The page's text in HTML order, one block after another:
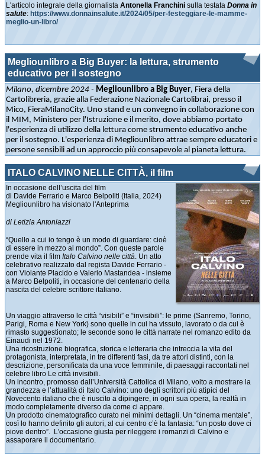
L'articolo integrale della giornalista Antonella Franchini sulla testata Donna in
salute: https://www.donnainsalute.it/2024/05/per-festeggiare-le-mamme-
meglio-un-libro/
Megliounlibro a Big Buyer: la lettura, strumento
educativo per il sostegno
Milano, dicembre 2024 - Megliounlibro a Big Buyer, Fiera della
Cartolibreria, grazie alla Federazione Nazionale Cartolibrai, presso il
Mico, FieraMilanoCity. Uno stand e un convegno in collaborazione con
il MIM, Ministero per l'Istruzione e il merito, dove abbiamo portato
l'esperienza di utilizzo della lettura come strumento educativo anche
per il sostegno. L'esperienza di Megliounlibro attrae sempre educatori e
persone sensibili ad un approccio più consapevole al pianeta lettura.
ITALO CALVINO NELLE CITTÀ, il film
In occasione dell’uscita del film
di Davide Ferrario e Marco Belpoliti (Italia, 2024)
Megliounlibro ha visionato l'Anteprima
di Letizia Antoniazzi
“Quello a cui io tengo è un modo di guardare: cioè
di essere in mezzo al mondo”. Con queste parole
prende vita il film Italo Calvino nelle città . Un atto
celebrativo realizzato dal regista Davide Ferrario -
con Violante Placido e Valerio Mastandea - insieme
a Marco Belpoliti, in occasione del centenario della
nascita del celebre scrittore italiano.
Un viaggio attraverso le città “visibili” e “invisibili”: le prime (Sanremo, Torino,
Parigi, Roma e New York) sono quelle in cui ha vissuto, lavorato o da cui è
rimasto suggestionato; le seconde sono le città narrate nel romanzo edito da
Einaudi nel 1972.
Una ricostruzione biografica, storica e letteraria che intreccia la vita del
protagonista, interpretata, in tre differenti fasi, da tre attori distinti, con la
descrizione, personificata da una voce femminile, di paesaggi raccontati nel
celebre libro Le città invisibili.
Un incontro, promosso dall’Università Cattolica di Milano, volto a mostrare la
grandezza e l’attualità di Italo Calvino: uno degli scrittori più atipici del
Novecento italiano che è riuscito a dipingere, in ogni sua opera, la realtà in
modo completamente diverso da come ci appare.
Un prodotto cinematografico curato nei minimi dettagli. Un “cinema mentale”,
così lo hanno definito gli autori, al cui centro c’è la fantasia: “un posto dove ci
piove dentro”. L'occasione giusta per rileggere i romanzi di Calvino e
assaporare il documentario.